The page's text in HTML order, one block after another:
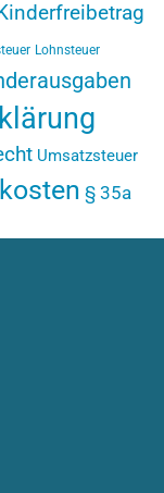
Kinderfreibetrag
Lohnsteuer
Umsatzsteuer
§ 35a